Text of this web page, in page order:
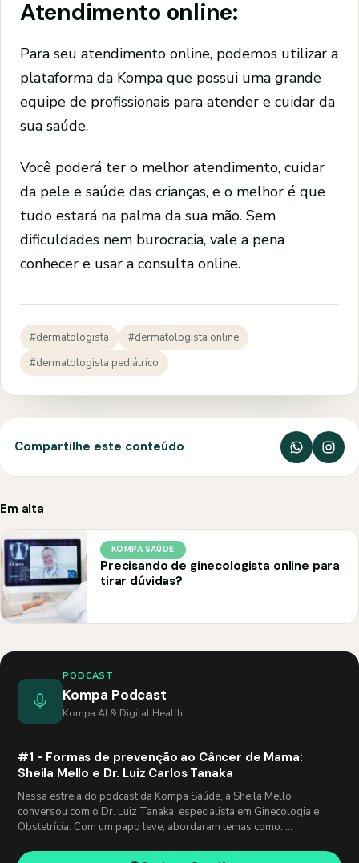
Atendimento online:
Para seu atendimento online, podemos utilizar a
plataforma da Kompa que possui uma grande
equipe de profissionais para atender e cuidar da
sua saúde.
Você poderá ter o melhor atendimento, cuidar
da pele e saúde das crianças, e o melhor é que
tudo estará na palma da sua mão. Sem
dificuldades nem burocracia, vale a pena
conhecer e usar a consulta online.
#dermatologista
#dermatologista online
#dermatologista pediátrico
Compartilhe este conteúdo
Em alta
KOMPA SAÚDE
Precisando de ginecologista online para
tirar dúvidas?
PODCAST
Kompa Podcast
Kompa AI & Digital Health
#1 - Formas de prevenção ao Câncer de Mama:
Sheila Mello e Dr. Luiz Carlos Tanaka
Nessa estreia do podcast da Kompa Saúde, a Sheila Mello
conversou com o Dr. Luiz Tanaka, especialista em Ginecologia e
Obstetrícia. Com um papo leve, abordaram temas como: …